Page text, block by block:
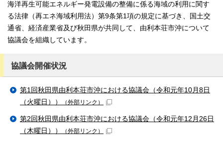
海洋再生可能エネルギー発電設備の整備に係る海域の利用に関す
る法律（再エネ海域利用法）第9条第1項の規定に基づき、国土交
通省、経済産業省及び秋田県が共同して、由利本荘市沖について
協議会を組織しています。
協議会開催状況
第1回秋田県由利本荘市沖における協議会（令和元年10月8日
（火曜日））
（外部リンク）
第2回秋田県由利本荘市沖における協議会（令和元年12月26日
（木曜日））
（外部リンク）